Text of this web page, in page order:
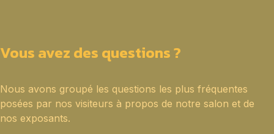
Vous avez des questions ?
Nous avons groupé les questions les plus fréquentes
posées par nos visiteurs à propos de notre salon et de
nos exposants.